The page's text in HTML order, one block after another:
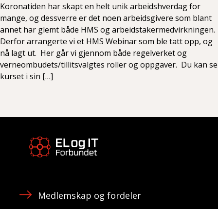
Koronatiden har skapt en helt unik arbeidshverdag for
mange, og dessverre er det noen arbeidsgivere som blant
annet har glemt både HMS og arbeidstakermedvirkningen.
Derfor arrangerte vi et HMS Webinar som ble tatt opp, og
nå lagt ut. Her går vi gjennom både regelverket og
verneombudets/tillitsvalgtes roller og oppgaver. Du kan se
kurset i sin […]
Medlemskap og fordeler